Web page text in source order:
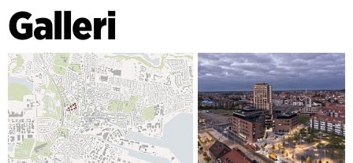
entreprenørskap og byens innbyggere gjennom tre
atriumbygg og et høyt tårn på 16 etasjer, Innovasjonshuset,
som er forbundet gjennom et stort felles atriumrom. 21 ulike
utdanninger samles her rundt faglige knutepunkter og
fellesmiljøer som offentlig restaurant, kafémiljø, bibliotek,
dramatorium og auditorium. Kunst direkte integrert i
bygget er skapt i samarbeid mellom franske Daniel Buren
og C.F. Møller Arkitekter og bidrar til unike opplevelser for
Galleri